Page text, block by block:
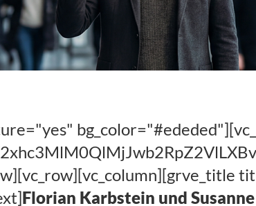
– mit Susanne
Karbstein
Florian Karbstein und